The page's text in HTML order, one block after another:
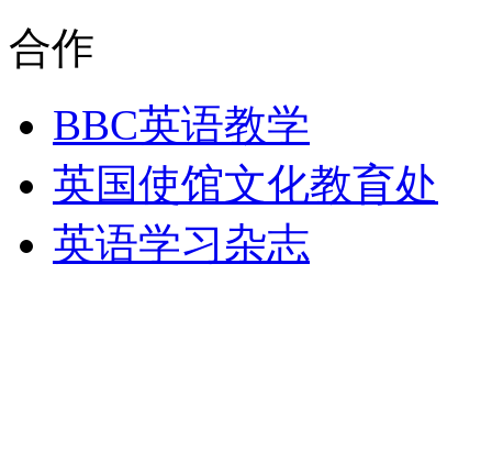
合作
BBC英语教学
英国使馆文化教育处
英语学习杂志